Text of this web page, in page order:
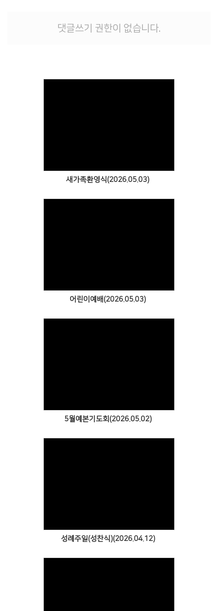
# 첨부 13.1 (13).jpg
# 첨부 17.1 (17).jpg
댓글쓰기 권한이 없습니다.
새가족환영식(2026.05.03)
어린이예배(2026.05.03)
5월예본기도회(2026.05.02)
성례주일(성찬식)(2026.04.12)